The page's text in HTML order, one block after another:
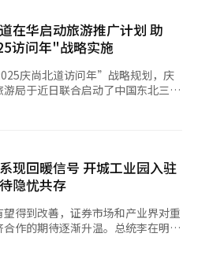
及维生素类产品。其新研发
中可如棉花糖般迅速溶解，药效释
效提升吸收效率和用户体验。 在
展示已获得韩国食品药品安全处
原料“AGEs Blocker”，该原料由
而成，并融合中西传统植萃精华，
还将展出旗
、“低分子鱼胶原蛋白
）”、“迷迭香金盏花提取物
足不同消费者对保健品的多样化需
集中展示。集团将凭借科丝美诗在
，积极拓展全球市场，寻求新的增
主要原因
，2024年5月韩国在外就餐消费者
100）上涨约25%，涨幅超过整
38%和37%。其他常见菜品如炸
）、排骨汤（31%）、炸猪排
菜汤套餐（27%）价格也大幅上
负担加重，
产品。韩国便利店CU数据显示，
占比按区域分布为住宅区
、大学区（18.6%）。这反映出更
实惠的食品。 CU速食产品
。数据显示，2023年增长
月增长20.7%。 面对速食产
积极扩充产品线。业内人士表
在华启动旅游推广计划 助
访问年"战略实施
庆尚北道访问年”战略规划，庆
局于近日联合启动了中国东北三省
国东北三省开展大规模团体游客招
文化为特色的系列旅游产品。市场
当地旅游市场具有显著的差异化竞
场邀请了当地旅行社推介庆北旅游
照体验区、虚拟现实（VR）互动
化体验项目，同时设有有奖知识竞
提升了观众参与度。 其中，
。来自庆尚北道的优质化妆品企
现回暖信号 开城工业园入驻
隐忧共存
得到改善，证券市场和产业界对重
作的期待逐渐升温。总统李在明指
善关系的信号，美国总统特朗普也